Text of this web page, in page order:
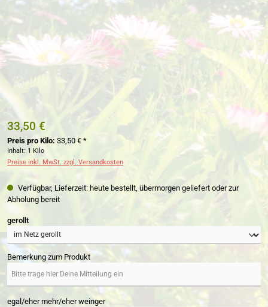
33,50 €
Preis pro Kilo: 33,50 € *
Inhalt: 1 Kilo
Preise inkl. MwSt. zzgl. Versandkosten
Verfügbar, Lieferzeit: heute bestellt, übermorgen geliefert oder zur
Abholung bereit
gerolltauswählen
Bemerkung zum Produkt
egal/eher mehr/eher weinger